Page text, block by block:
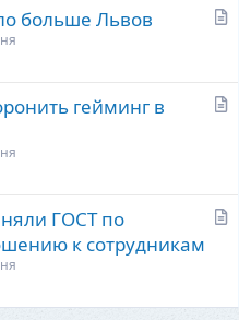
больше Львов
гейминг в
ь
ГОСТ по
к сотрудникам